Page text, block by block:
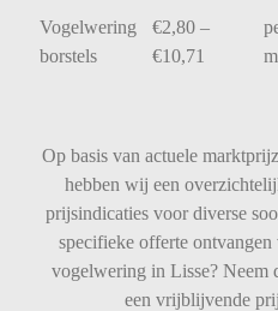
Vogelwering
borstels
€2,80 –
€10,71
Op basis van actuele
hebben wij een
prijsindicaties voor diverse
specifieke offerte ontvangen
vogelwering in Lisse? Neem
een vrijblijvende